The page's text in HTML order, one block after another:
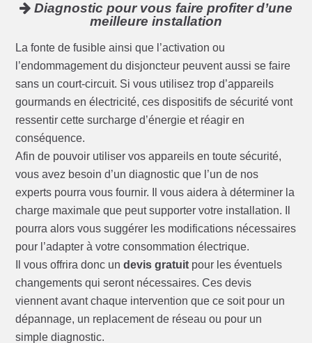
Diagnostic pour vous faire profiter d’une
meilleure installation
La fonte de fusible ainsi que l’activation ou
l’endommagement du disjoncteur peuvent aussi se faire
sans un court-circuit. Si vous utilisez trop d’appareils
gourmands en électricité, ces dispositifs de sécurité vont
ressentir cette surcharge d’énergie et réagir en
conséquence.
Afin de pouvoir utiliser vos appareils en toute sécurité,
vous avez besoin d’un diagnostic que l’un de nos
experts pourra vous fournir. Il vous aidera à déterminer la
charge maximale que peut supporter votre installation. Il
pourra alors vous suggérer les modifications nécessaires
pour l’adapter à votre consommation électrique.
Il vous offrira donc undevis gratuit pour les éventuels
changements qui seront nécessaires. Ces devis
viennent avant chaque intervention que ce soit pour un
dépannage, un replacement de réseau ou pour un
simple diagnostic.